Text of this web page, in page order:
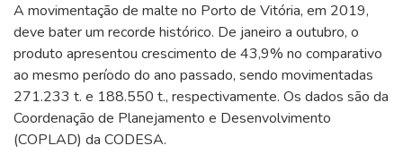
A movimentação de malte no Porto de Vitória, em 2019,
deve bater um recorde histórico. De janeiro a outubro, o
produto apresentou crescimento de 43,9% no comparativo
ao mesmo período do ano passado, sendo movimentadas
271.233 t. e 188.550 t., respectivamente. Os dados são da
Coordenação de Planejamento e Desenvolvimento
(COPLAD) da CODESA.